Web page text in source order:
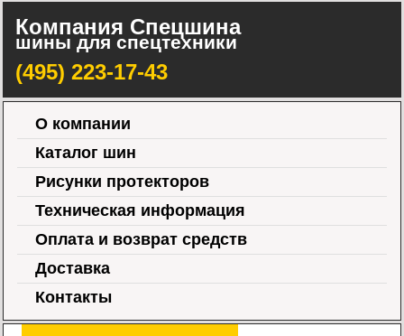
Компания Спецшина
шины для спецтехники
(495) 223-17-43
О компании
Каталог шин
Рисунки протекторов
Техническая информация
Оплата и возврат средств
Доставка
Контакты